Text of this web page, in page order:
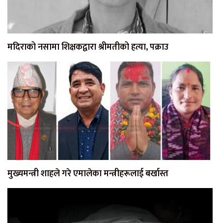
मदिराको नसामा शिक्षकद्वारा श्रीमतीको हत्या, पक्राउ
मुख्यमन्त्री शाहले गरे एमालेका मन्त्रीहरूलाई बर्खास्त